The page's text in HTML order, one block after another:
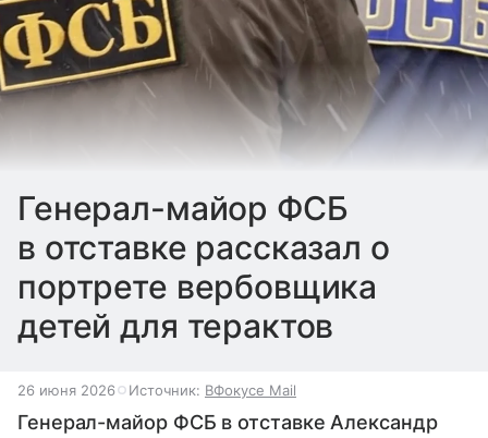
Генерал-майор ФСБ
в отставке рассказал о
портрете вербовщика
детей для терактов
26 июня 2026 Источник: ВФокусе Mail
Генерал-майор ФСБ в отставке Александр